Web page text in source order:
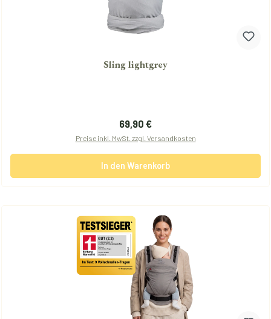
Sling lightgrey
Regulärer Preis:
69,90 €
Preise inkl. MwSt. zzgl. Versandkosten
In den Warenkorb